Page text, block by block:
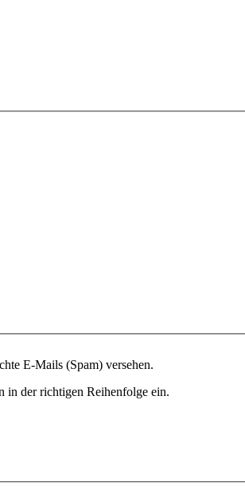
E-Mails (Spam) versehen.
in der richtigen Reihenfolge ein.